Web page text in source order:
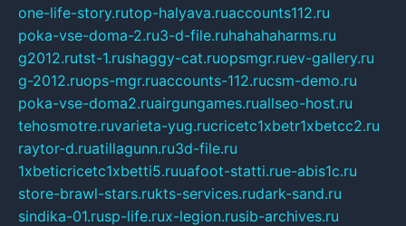
one-life-story.rutop-halyava.ruaccounts112.ru
poka-vse-doma-2.ru3-d-file.ruhahahaharms.ru
g2012.rutst-1.rushaggy-cat.ruopsmgr.ruev-gallery.ru
g-2012.ruops-mgr.ruaccounts-112.rucsm-demo.ru
poka-vse-doma2.ruairgungames.ruallseo-host.ru
tehosmotre.ruvarieta-yug.rucricetc1xbetr1xbetcc2.ru
raytor-d.ruatillagunn.ru3d-file.ru
1xbeticricetc1xbetti5.ruuafoot-statti.rue-abis1c.ru
store-brawl-stars.rukts-services.rudark-sand.ru
sindika-01.rusp-life.rux-legion.rusib-archives.ru